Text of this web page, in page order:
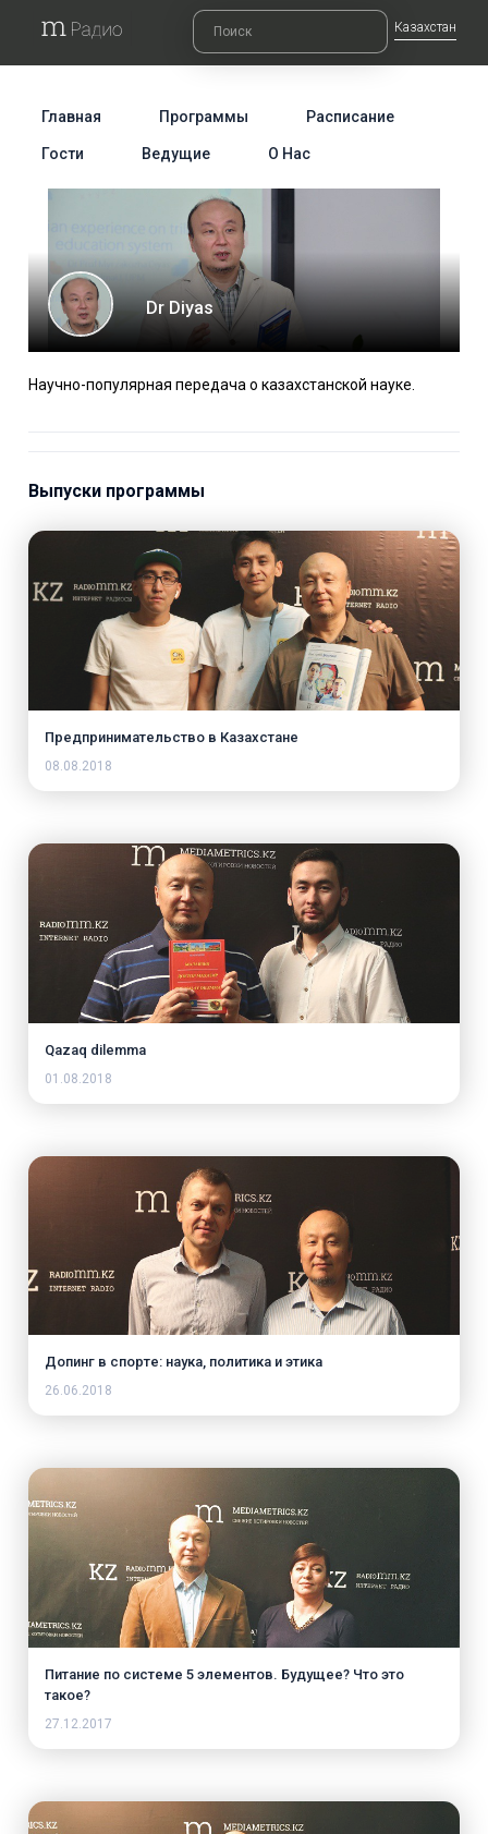
Казахстан
Главная Программы Расписание
Гости Ведущие О Нас
Dr Diyas
Научно-популярная передача о казахстанской науке.
Выпуски программы
Предпринимательство в Казахстане
08.08.2018
Qazaq dilemma
01.08.2018
Допинг в спорте: наука, политика и этика
26.06.2018
Питание по системе 5 элементов. Будущее? Что это
такое?
27.12.2017